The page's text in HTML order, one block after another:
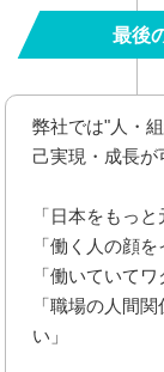
最後
弊社では"人・
己実現・成長が
「日本をもっ
「働く人の顔
「働いていて
「職場の人間
い」